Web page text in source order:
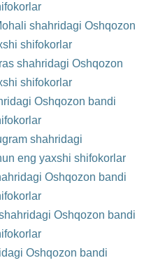
shahridagi Oshqozon
shifokorlar
shahridagi Oshqozon
shifokorlar
Oshqozon bandi
shahridagi
eng yaxshi shifokorlar
Oshqozon bandi
Oshqozon bandi
Oshqozon bandi